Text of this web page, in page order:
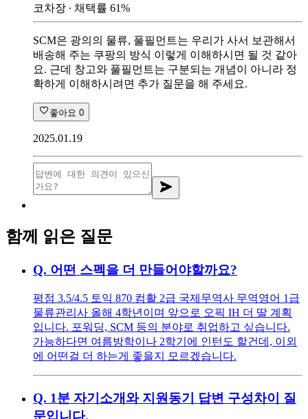
코차장 ∙ 채택률 61%
SCM은 광의의 물류, 풀필먼트는 우리가 사서 보관해서
배송해 주는 쿠팡의 방식 이렇게 이해하시면 될 것 같아
요. 근데 창고와 풀필먼트는 구분되는 개념이 아니라 정
확하게 이해하시려면 추가 질문을 해 주세요.
좋아요 0
2025.01.19
함께 읽은 질문
Q. 어떤 스펙을 더 만들어야할까요?
평점 3.5/4.5 토익 870 컴활 2급 국제무역사 무역영어 1급
물류관리사 올해 4학년이며 앞으로 오픽 IH 더 딸 계획
입니다. 포워딩, SCM 등의 분야로 취업하고 싶습니다.
가능하다면 여름방학이나 2학기에 인턴도 할건데, 이외
에 어떤걸 더 하는게 좋을지 모르겠습니다.
Q. 1분 자기소개와 지원동기 답변 구성차이 질
문입니다.